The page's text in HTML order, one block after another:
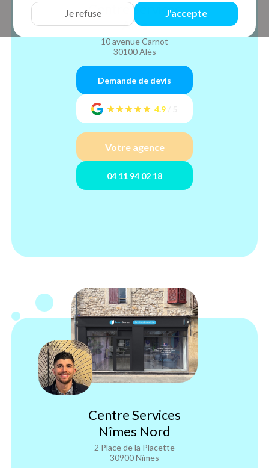
Je refuse J'accepte
Centre Services
Alès
10 avenue Carnot
30100 Alès
Demande de devis
4.9
Votre agence
04 11 94 02 18
Centre Services
Nîmes Nord
2 Place de la Placette
30900 Nîmes